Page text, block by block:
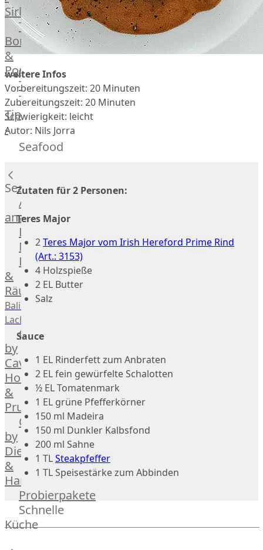
Veire
F1
Wagyu
Beef
Ibérico
Schwein
Joselito
Ibérico
70%
Bellota
Ibérico
35%
Bellota
LiVar
Schweinefleisch
Mangalitza
Schwein
Geflügel
Miéral
Geflügel
Huhn
Hahn
Kapaun
Ente
Perlhuhn
Gans
Kalb
Lamm
Nordsee
Lamm
Französisches
Lamm
Donald
Russell
Lamm
Sirloin
T-
Bone
&
Porterhouse
Tomahawk
Tri
Tip
-
Bürgermeisterstück
Tender
Special
Cuts
Rippchen
Teilstücke
vom
Rind
Teilstücke
vom
Schwein
Teilstücke
vom
Lamm
Teilstücke
vom
Geflügel
Seafood
Seafood
Alle
anzeigen
Fisch
Meeresfrüchte
Lachs
&
Räucherlachs
Balik
Lachs
Caviar
by
Caviar
House
&
Prunier
Caviar
by
Dieckmann
&
Hansen
Probierpakete
Schnelle
Küche
weitere Infos
Vorbereitungszeit: 20 Minuten
Zubereitungszeit: 20 Minuten
Schwierigkeit: leicht
Autor: Nils Jorra
Zutaten für 2 Personen:
Teres Major
2Teres Major vom Irish Hereford Prime Rind
(Art.: 3153)
4 Holzspieße
2 EL Butter
Salz
Sauce
1 EL Rinderfett zum Anbraten
2 EL fein gewürfelte Schalotten
½ EL Tomatenmark
1 EL grüne Pfefferkörner
150 ml Madeira
150 ml Dunkler Kalbsfond
200 ml Sahne
1 TLSteakpfeffer
1 TL Speisestärke zum Abbinden